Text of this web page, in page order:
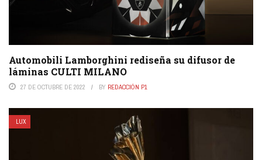
Automobili Lamborghini rediseña su difusor de
láminas CULTI MILANO
27 DE OCTUBRE DE 2022 BY REDACCIÓN P1
LUX